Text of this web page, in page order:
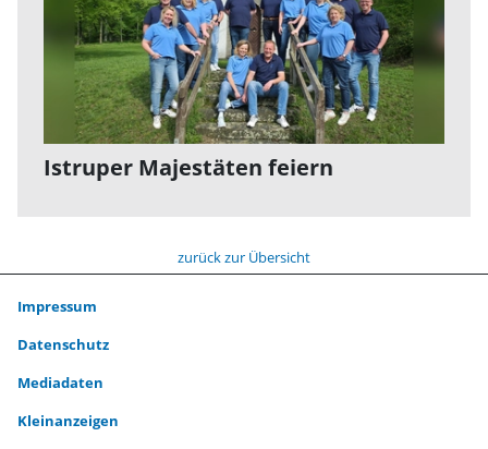
Istruper Majestäten feiern
zurück zur Übersicht
Impressum
Datenschutz
Mediadaten
Kleinanzeigen